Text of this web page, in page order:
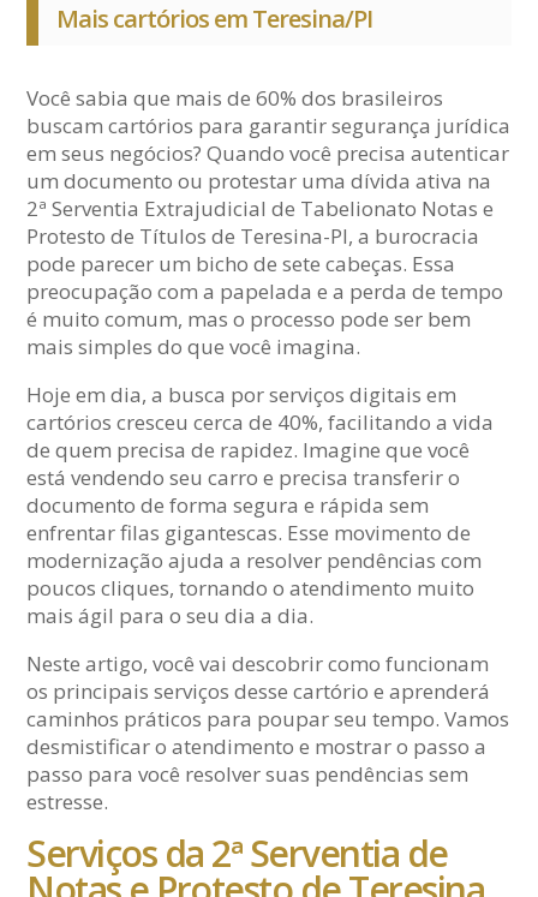
Mais cartórios em Teresina/PI
Você sabia que mais de 60% dos brasileiros
buscam cartórios para garantir segurança jurídica
em seus negócios? Quando você precisa autenticar
um documento ou protestar uma dívida ativa na
2ª Serventia Extrajudicial de Tabelionato Notas e
Protesto de Títulos de Teresina-PI, a burocracia
pode parecer um bicho de sete cabeças. Essa
preocupação com a papelada e a perda de tempo
é muito comum, mas o processo pode ser bem
mais simples do que você imagina.
Hoje em dia, a busca por serviços digitais em
cartórios cresceu cerca de 40%, facilitando a vida
de quem precisa de rapidez. Imagine que você
está vendendo seu carro e precisa transferir o
documento de forma segura e rápida sem
enfrentar filas gigantescas. Esse movimento de
modernização ajuda a resolver pendências com
poucos cliques, tornando o atendimento muito
mais ágil para o seu dia a dia.
Neste artigo, você vai descobrir como funcionam
os principais serviços desse cartório e aprenderá
caminhos práticos para poupar seu tempo. Vamos
desmistificar o atendimento e mostrar o passo a
passo para você resolver suas pendências sem
estresse.
Serviços da 2ª Serventia de